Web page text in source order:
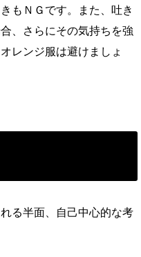
もＮＧです。また、吐き
、さらにその気持ちを強
レンジ服は避けましょ
る半面、自己中心的な考